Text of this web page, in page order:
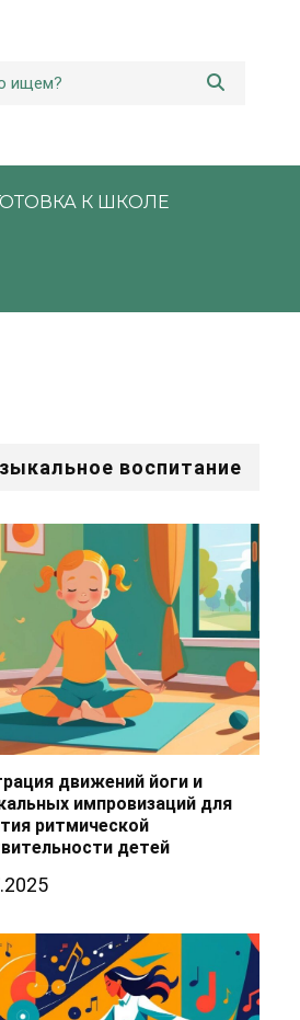
К ШКОЛЕ
воспитание
движений йоги и
импровизаций для
ритмической
детей